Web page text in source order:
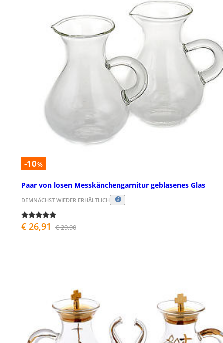
-10%
Paar von losen Messkänchengarnitur geblasenes Glas
DEMNÄCHST WIEDER ERHÄLTLICH
€ 26,91 € 29,90